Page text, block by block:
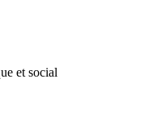
et social